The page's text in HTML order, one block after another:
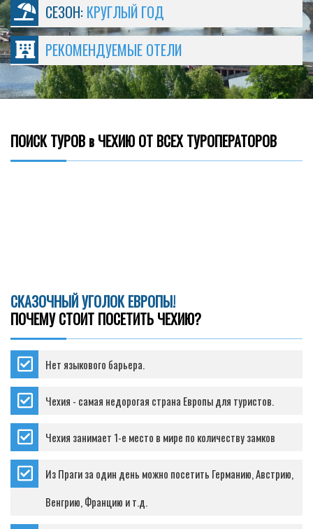
СЕЗОН: КРУГЛЫЙ ГОД
РЕКОМЕНДУЕМЫЕ ОТЕЛИ
ПОИСК ТУРОВ в ЧЕХИЮ ОТ ВСЕХ ТУРОПЕРАТОРОВ
СКАЗОЧНЫЙ УГОЛОК ЕВРОПЫ!
ПОЧЕМУ СТОИТ ПОСЕТИТЬ ЧЕХИЮ?
Нет языкового барьера.
Чехия - самая недорогая страна Европы для туристов.
Чехия занимает 1-е место в мире по количеству замков
Из Праги за один день можно посетить Германию, Австрию,
Венгрию, Францию и т.д.